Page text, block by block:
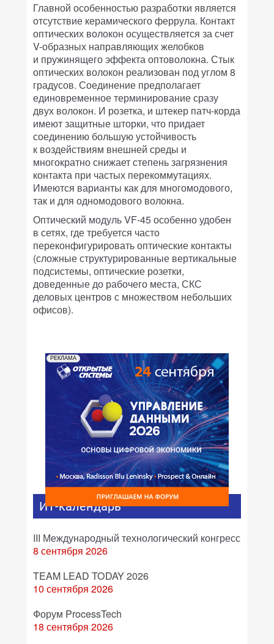
Главной особенностью разработки является
отсутствие керамического феррула. Контакт
оптических волокон осуществляется за счет
V-образных направляющих желобков
и пружинящего эффекта оптоволокна. Стык
оптических волокон реализован под углом 8
градусов. Соединение предполагает
единовременное терминирование сразу
двух волокон. И розетка, и штекер патч-корда
имеют защитные шторки, что придает
соединению большую устойчивость
к воздействиям внешней среды и
многократно снижает степень загрязнения
контакта при частых перекоммутациях.
Имеются варианты как для многомодового,
так и для одномодового волокна.
Оптический модуль VF-45 особенно удобен
в сетях, где требуется часто
переконфигурировать оптические контакты
(сложные структурированные вертикальные
подсистемы, оптические розетки,
доведенные до рабочего места, СКС
деловых центров с множеством небольших
офисов).
РЕКЛАМА
ИТ-календарь
III Международный технологический конгресс
8 сентября 2026
TEAM LEAD TODAY 2026
10 сентября 2026
Форум ProcessTech
18 сентября 2026